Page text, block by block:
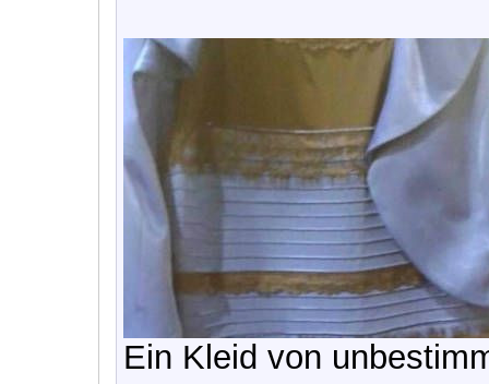
Ein Kleid von